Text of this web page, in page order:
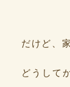
だけど、
どうして